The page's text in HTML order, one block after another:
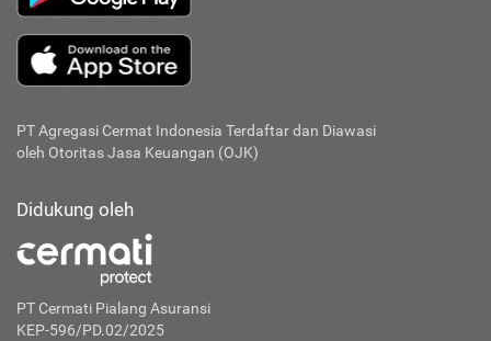
PT Agregasi Cermat Indonesia Terdaftar dan Diawasi
oleh Otoritas Jasa Keuangan (OJK)
Didukung oleh
PT Cermati Pialang Asuransi
KEP-596/PD.02/2025